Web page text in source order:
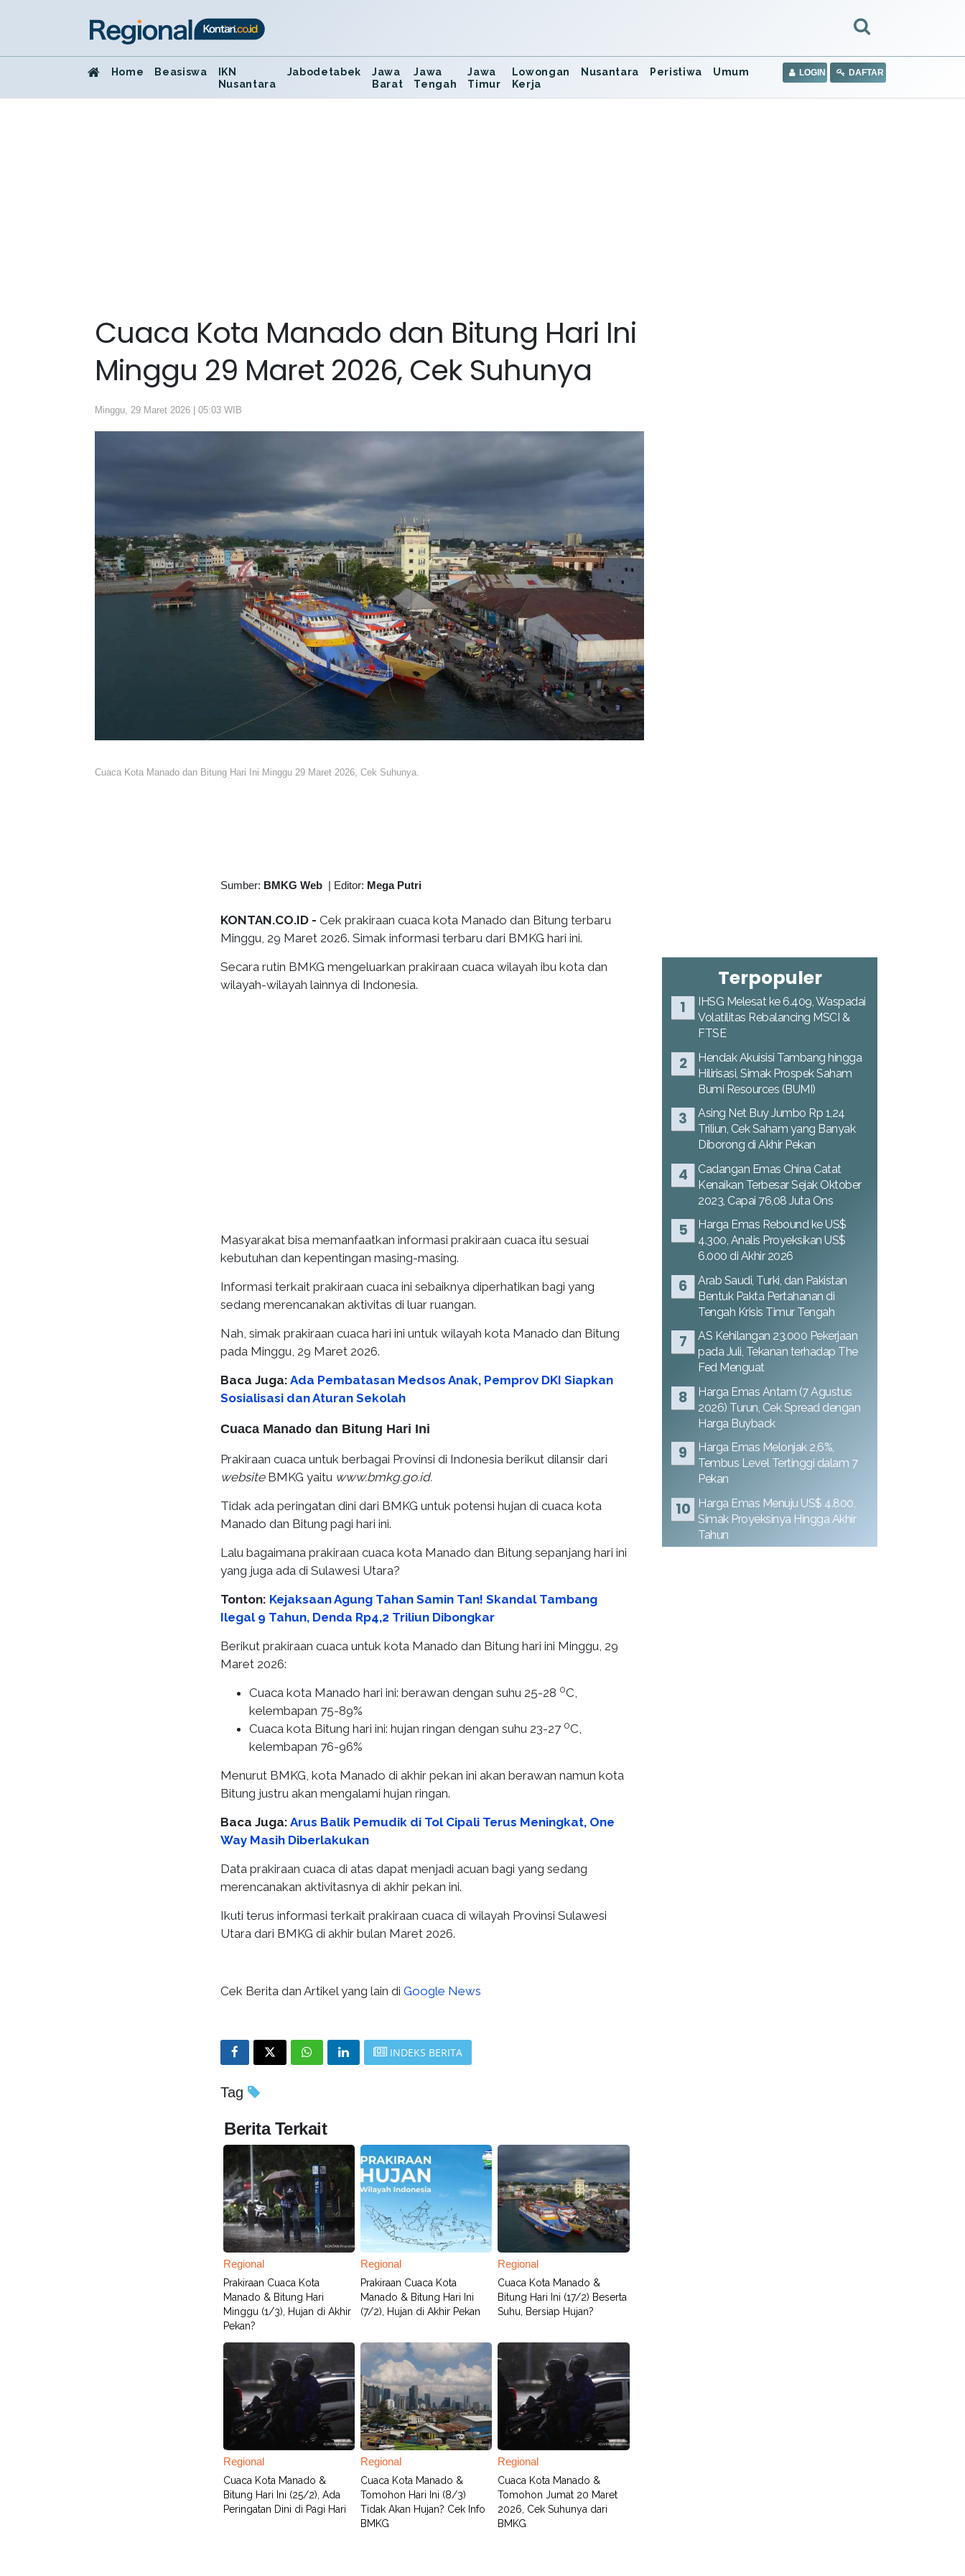
Home Beasiswa
IKN
Nusantara
Jabodetabek
Jawa
Barat
Jawa
Tengah
Jawa
Timur
Lowongan
Kerja
Nusantara Peristiwa Umum LOGIN DAFTAR
Cuaca Kota Manado dan Bitung Hari Ini
Minggu 29 Maret 2026, Cek Suhunya
Minggu, 29 Maret 2026 | 05:03 WIB
Cuaca Kota Manado dan Bitung Hari Ini Minggu 29 Maret 2026, Cek Suhunya.
Sumber: BMKG Web | Editor: Mega Putri
KONTAN.CO.ID - Cek prakiraan cuaca kota Manado dan Bitung terbaru
Minggu, 29 Maret 2026. Simak informasi terbaru dari BMKG hari ini.
Secara rutin BMKG mengeluarkan prakiraan cuaca wilayah ibu kota dan
wilayah-wilayah lainnya di Indonesia.
Masyarakat bisa memanfaatkan informasi prakiraan cuaca itu sesuai
kebutuhan dan kepentingan masing-masing.
Informasi terkait prakiraan cuaca ini sebaiknya diperhatikan bagi yang
sedang merencanakan aktivitas di luar ruangan.
Nah, simak prakiraan cuaca hari ini untuk wilayah kota Manado dan Bitung
pada Minggu, 29 Maret 2026.
Baca Juga: Ada Pembatasan Medsos Anak, Pemprov DKI Siapkan
Sosialisasi dan Aturan Sekolah
Cuaca Manado dan Bitung Hari Ini
Prakiraan cuaca untuk berbagai Provinsi di Indonesia berikut dilansir dari
website BMKG yaitu www.bmkg.go.id.
Tidak ada peringatan dini dari BMKG untuk potensi hujan di cuaca kota
Manado dan Bitung pagi hari ini.
Lalu bagaimana prakiraan cuaca kota Manado dan Bitung sepanjang hari ini
yang juga ada di Sulawesi Utara?
Tonton: Kejaksaan Agung Tahan Samin Tan! Skandal Tambang
Ilegal 9 Tahun, Denda Rp4,2 Triliun Dibongkar
Berikut prakiraan cuaca untuk kota Manado dan Bitung hari ini Minggu, 29
Maret 2026:
Cuaca kota Manado hari ini: berawan dengan suhu 25-28 0C,
kelembapan 75-89%
Cuaca kota Bitung hari ini: hujan ringan dengan suhu 23-27 0C,
kelembapan 76-96%
Menurut BMKG, kota Manado di akhir pekan ini akan berawan namun kota
Bitung justru akan mengalami hujan ringan.
Baca Juga: Arus Balik Pemudik di Tol Cipali Terus Meningkat, One
Way Masih Diberlakukan
Data prakiraan cuaca di atas dapat menjadi acuan bagi yang sedang
merencanakan aktivitasnya di akhir pekan ini.
Ikuti terus informasi terkait prakiraan cuaca di wilayah Provinsi Sulawesi
Utara dari BMKG di akhir bulan Maret 2026.
Cek Berita dan Artikel yang lain di Google News
INDEKS BERITA
Tag
Berita Terkait
Regional
Prakiraan Cuaca Kota
Manado & Bitung Hari
Minggu (1/3), Hujan di Akhir
Pekan?
Regional
Prakiraan Cuaca Kota
Manado & Bitung Hari Ini
(7/2), Hujan di Akhir Pekan
Regional
Cuaca Kota Manado &
Bitung Hari Ini (17/2) Beserta
Suhu, Bersiap Hujan?
Regional
Cuaca Kota Manado &
Bitung Hari Ini (25/2), Ada
Peringatan Dini di Pagi Hari
Regional
Cuaca Kota Manado &
Tomohon Hari Ini (8/3)
Tidak Akan Hujan? Cek Info
BMKG
Regional
Cuaca Kota Manado &
Tomohon Jumat 20 Maret
2026, Cek Suhunya dari
BMKG
Terpopuler
IHSG Melesat ke 6.409, Waspadai
Volatilitas Rebalancing MSCI &
FTSE
Hendak Akuisisi Tambang hingga
Hilirisasi, Simak Prospek Saham
Bumi Resources (BUMI)
Asing Net Buy Jumbo Rp 1,24
Triliun, Cek Saham yang Banyak
Diborong di Akhir Pekan
Cadangan Emas China Catat
Kenaikan Terbesar Sejak Oktober
2023, Capai 76,08 Juta Ons
Harga Emas Rebound ke US$
4.300, Analis Proyeksikan US$
6.000 di Akhir 2026
Arab Saudi, Turki, dan Pakistan
Bentuk Pakta Pertahanan di
Tengah Krisis Timur Tengah
AS Kehilangan 23.000 Pekerjaan
pada Juli, Tekanan terhadap The
Fed Menguat
Harga Emas Antam (7 Agustus
2026) Turun, Cek Spread dengan
Harga Buyback
Harga Emas Melonjak 2,6%,
Tembus Level Tertinggi dalam 7
Pekan
Harga Emas Menuju US$ 4.800,
Simak Proyeksinya Hingga Akhir
Tahun